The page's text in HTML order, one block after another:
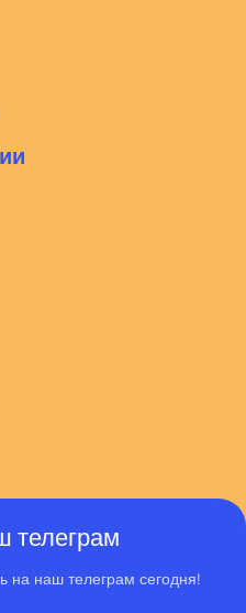
телеграм
на наш телеграм сегодня!